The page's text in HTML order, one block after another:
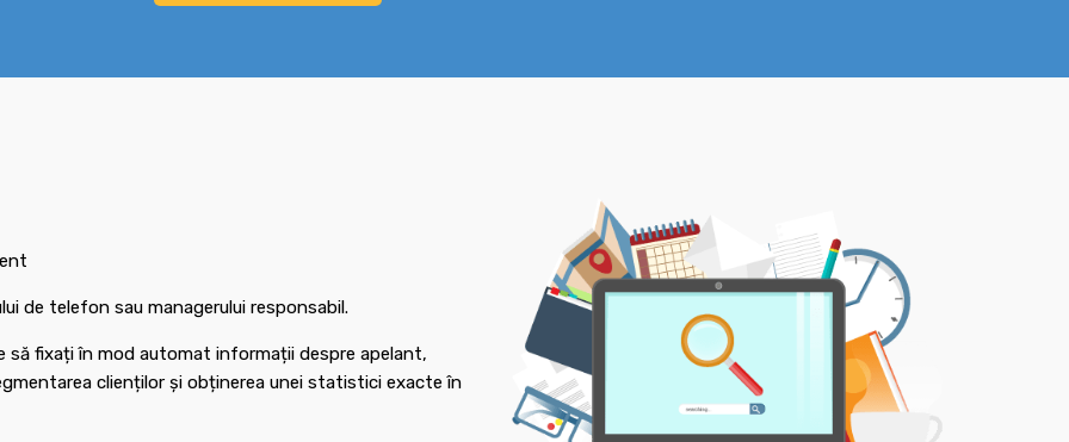
de telefon sau managerului responsabil.
să fixați în mod automat informații despre apelant,
clienților și obținerea unei statistici exacte în